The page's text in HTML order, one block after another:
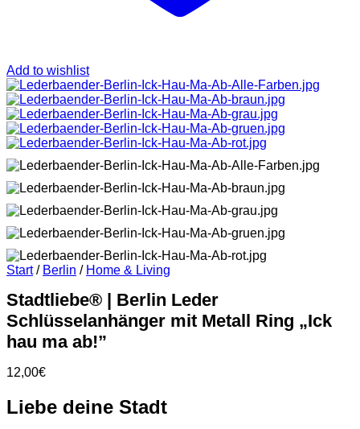
Add to wishlist
Start / Berlin / Home & Living
Stadtliebe® | Berlin Leder
Schlüsselanhänger mit Metall Ring „Ick
hau ma ab!”
12,00€
Liebe deine Stadt